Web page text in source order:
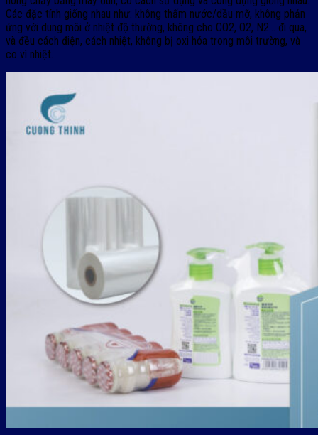
Các đặc tính giống nhau như: không thấm nước/dầu mỡ, không phản
ứng với dung môi ở nhiệt độ thường, không cho CO2, O2, N2… đi qua,
và đều cách điện, cách nhiệt, không bị oxi hóa trong môi trường, và
co vì nhiệt.